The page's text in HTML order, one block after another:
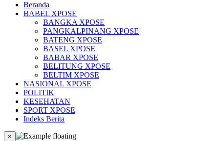
Beranda
BABEL XPOSE
BANGKA XPOSE
PANGKALPINANG XPOSE
BATENG XPOSE
BASEL XPOSE
BABAR XPOSE
BELITUNG XPOSE
BELTIM XPOSE
NASIONAL XPOSE
POLITIK
KESEHATAN
SPORT XPOSE
Indeks Berita
×